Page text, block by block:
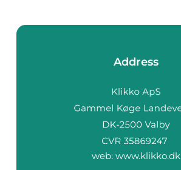
Address
web: www.klikko.dk